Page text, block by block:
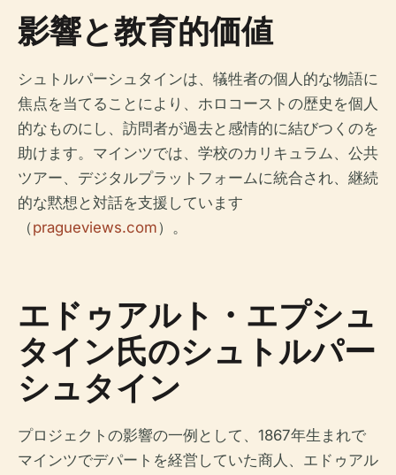
影響と教育的価値
シュトルパーシュタインは、犠牲者の個人的な物語に
焦点を当てることにより、ホロコーストの歴史を個人
的なものにし、訪問者が過去と感情的に結びつくのを
助けます。マインツでは、学校のカリキュラム、公共
ツアー、デジタルプラットフォームに統合され、継続
的な黙想と対話を支援しています
（pragueviews.com）。
エドゥアルト・エプシュ
タイン氏のシュトルパー
シュタイン
プロジェクトの影響の一例として、1867年生まれで
マインツでデパートを経営していた商人、エドゥアル